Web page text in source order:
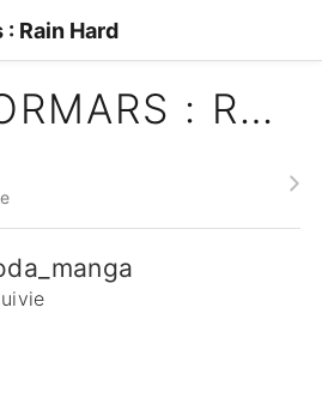
Rain Hard
TERRA FORMARS : RAIN HARD